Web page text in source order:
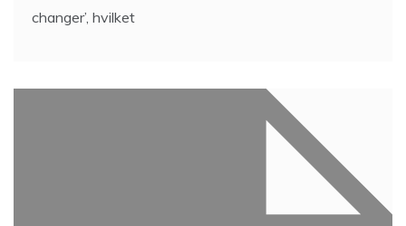
changer’, hvilket